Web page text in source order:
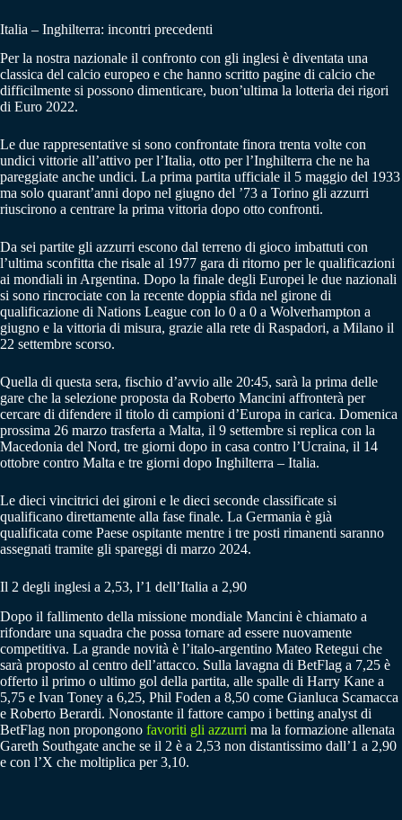
Italia – Inghilterra: incontri precedenti
Per la nostra nazionale il confronto con gli inglesi è diventata una
classica del calcio europeo e che hanno scritto pagine di calcio che
difficilmente si possono dimenticare, buon’ultima la lotteria dei rigori
di Euro 2022.
Le due rappresentative si sono confrontate finora trenta volte con
undici vittorie all’attivo per l’Italia, otto per l’Inghilterra che ne ha
pareggiate anche undici. La prima partita ufficiale il 5 maggio del 1933
ma solo quarant’anni dopo nel giugno del ’73 a Torino gli azzurri
riuscirono a centrare la prima vittoria dopo otto confronti.
Da sei partite gli azzurri escono dal terreno di gioco imbattuti con
l’ultima sconfitta che risale al 1977 gara di ritorno per le qualificazioni
ai mondiali in Argentina. Dopo la finale degli Europei le due nazionali
si sono rincrociate con la recente doppia sfida nel girone di
qualificazione di Nations League con lo 0 a 0 a Wolverhampton a
giugno e la vittoria di misura, grazie alla rete di Raspadori, a Milano il
22 settembre scorso.
Quella di questa sera, fischio d’avvio alle 20:45, sarà la prima delle
gare che la selezione proposta da Roberto Mancini affronterà per
cercare di difendere il titolo di campioni d’Europa in carica. Domenica
prossima 26 marzo trasferta a Malta, il 9 settembre si replica con la
Macedonia del Nord, tre giorni dopo in casa contro l’Ucraina, il 14
ottobre contro Malta e tre giorni dopo Inghilterra – Italia.
Le dieci vincitrici dei gironi e le dieci seconde classificate si
qualificano direttamente alla fase finale. La Germania è già
qualificata come Paese ospitante mentre i tre posti rimanenti saranno
assegnati tramite gli spareggi di marzo 2024.
Il 2 degli inglesi a 2,53, l’1 dell’Italia a 2,90
Dopo il fallimento della missione mondiale Mancini è chiamato a
rifondare una squadra che possa tornare ad essere nuovamente
competitiva. La grande novità è l’italo-argentino Mateo Retegui che
sarà proposto al centro dell’attacco. Sulla lavagna di BetFlag a 7,25 è
offerto il primo o ultimo gol della partita, alle spalle di Harry Kane a
5,75 e Ivan Toney a 6,25, Phil Foden a 8,50 come Gianluca Scamacca
e Roberto Berardi. Nonostante il fattore campo i betting analyst di
BetFlag non propongono favoriti gli azzurri ma la formazione allenata
Gareth Southgate anche se il 2 è a 2,53 non distantissimo dall’1 a 2,90
e con l’X che moltiplica per 3,10.